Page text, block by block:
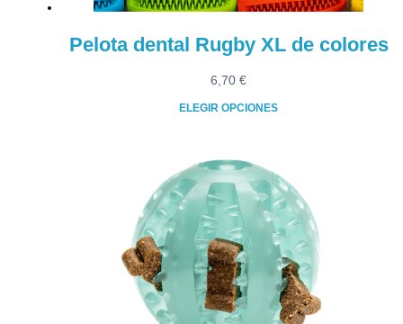
de
Pelota dental Rugby XL de colores
6,70 €
ELEGIR OPCIONES
tiene
múltiples
variantes.
Las
opciones
se
pueden
elegir